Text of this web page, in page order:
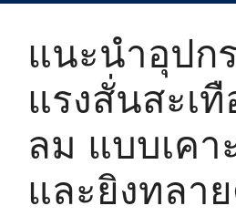
แนะนำอุปก
แรงสั่นสะเ
ลม แบบเคา
และยิงทลา